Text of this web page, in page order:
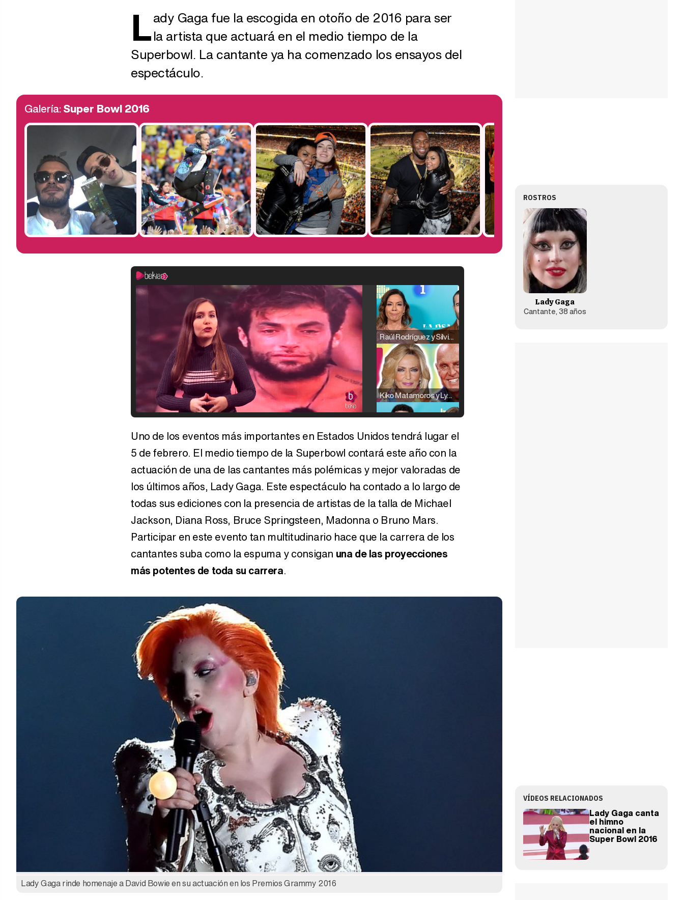
Lady Gaga fue la escogida en otoño de 2016 para ser
la artista que actuará en el medio tiempo de la
Superbowl. La cantante ya ha comenzado los ensayos del
espectáculo.
Galería:Super Bowl 2016
Raúl Rodríguez y Silvia Taulés nos cuentan su papel en 'La familia de la tele'
Kiko Matamoros y Lydia Lozano: "Nuestro público es de todas las edades y RTVE tiene un público muy pegado a las novelas, al que tenemos que captar"
Carlota Corredera y Javier de Hoyos: "La tele tiene que representar al público también y aquí están todos los perfiles posibles&quo;
Uno de los eventos más importantes en Estados Unidos tendrá lugar el
5 de febrero. El medio tiempo de la Superbowl contará este año con la
actuación de una de las cantantes más polémicas y mejor valoradas de
los últimos años, Lady Gaga. Este espectáculo ha contado a lo largo de
todas sus ediciones con la presencia de artistas de la talla de Michael
Jackson, Diana Ross, Bruce Springsteen, Madonna o Bruno Mars.
Participar en este evento tan multitudinario hace que la carrera de los
cantantes suba como la espuma y consigan una de las proyecciones
más potentes de toda su carrera.
Lady Gaga rinde homenaje a David Bowie en su actuación en los Premios Grammy 2016
ROSTROS
Lady Gaga
Cantante, 38 años
VÍDEOS RELACIONADOS
Lady Gaga canta
el himno
nacional en la
Super Bowl 2016